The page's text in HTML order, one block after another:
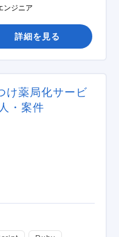
ンジニア
詳細を見る
け薬局化サービ
・案件